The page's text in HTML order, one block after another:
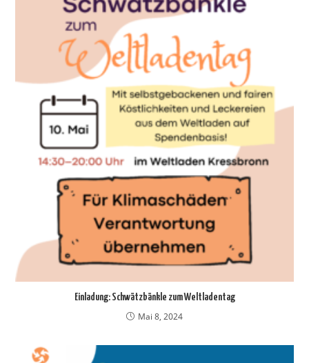
Einladung: Schwätzbänkle zum Weltladentag
Mai 8, 2024